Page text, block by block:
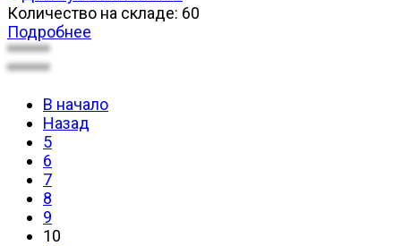
Количество на складе: 60
Подробнее
******
******
В начало
Назад
5
6
7
8
9
10